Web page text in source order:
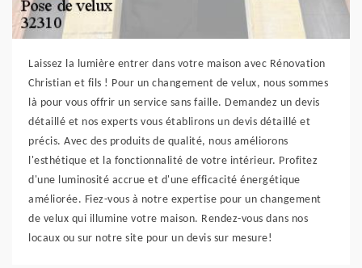
Laissez la lumière entrer dans votre maison avec Rénovation
Christian et fils ! Pour un changement de velux, nous sommes
là pour vous offrir un service sans faille. Demandez un devis
détaillé et nos experts vous établirons un devis détaillé et
précis. Avec des produits de qualité, nous améliorons
l'esthétique et la fonctionnalité de votre intérieur. Profitez
d'une luminosité accrue et d'une efficacité énergétique
améliorée. Fiez-vous à notre expertise pour un changement
de velux qui illumine votre maison. Rendez-vous dans nos
locaux ou sur notre site pour un devis sur mesure!